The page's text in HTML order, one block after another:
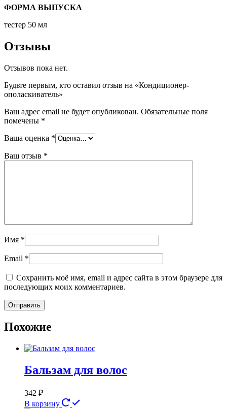
ФОРМА ВЫПУСКА
тестер 50 мл
Отзывы
Отзывов пока нет.
Будьте первым, кто оставил отзыв на «Кондиционер-
ополаскиватель»
Ваш адрес email не будет опубликован. Обязательные поля
помечены *
Ваша оценка *
Ваш отзыв *
Имя *
Email *
Сохранить моё имя, email и адрес сайта в этом браузере для
последующих моих комментариев.
Похожие
Бальзам для волос
342 ₽
В корзину